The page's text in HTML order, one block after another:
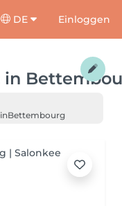
DE Einloggen
in
inBettembourg